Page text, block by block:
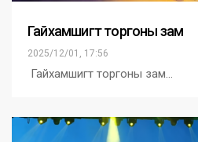
Гайхамшигт торгоны зам
2025/12/01, 17:56
Гайхамшигт торгоны зам…